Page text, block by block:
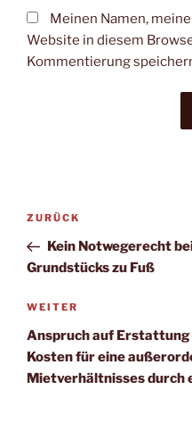
Meinen Namen,
Website in diesem
Kommentierung
Beitrags-
Vorheriger
Beitrag
ZURÜCK
Kein Notwegerecht
Grundstücks zu Fuß
Nächster
Beitrag
WEITER
Anspruch auf
Kosten für eine
Mietverhältnisses durch